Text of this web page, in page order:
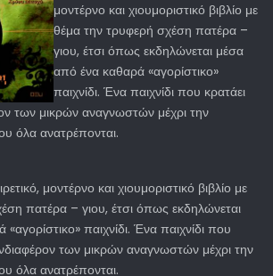
μοντέρνο και χιουμοριστικό βιβλίο με
θέμα την τρυφερή σχέση πατέρα –
γιου, έτσι όπως εκδηλώνεται μέσα
από ένα καθαρά «αγορίστικο»
παιχνίδι. Ένα παιχνίδι που κρατάει
των μικρών αναγνωστών μέχρι την
όλα ανατρέπονται.
μοντέρνο και χιουμοριστικό βιβλίο με
πατέρα – γιου, έτσι όπως εκδηλώνεται
παιχνίδι. Ένα παιχνίδι που
των μικρών αναγνωστών μέχρι την
όλα ανατρέπονται.